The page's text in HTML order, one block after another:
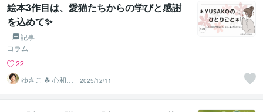
絵本3作目は、愛猫たちからの学びと感謝
を込めて✨
記事
コラム
22
ゆさこ ☘ 心和ら
ぐ拠り所
2025/12/11